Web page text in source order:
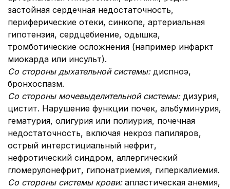
застойная сердечная недостаточность,
периферические отеки, синкопе, артериальная
гипотензия, сердцебиение, одышка,
тромботические осложнения (например инфаркт
миокарда или инсульт).
Со стороны дыхательной системы: диспноэ,
бронхоспазм.
Со стороны мочевыделительной системы: дизурия,
цистит. Нарушение функции почек, альбуминурия,
гематурия, олигурия или полиурия, почечная
недостаточность, включая некроз папиляров,
острый интерстициальный нефрит,
нефротический синдром, аллергический
гломерулонефрит, гипонатриемия, гиперкалиемия.
Со стороны системы крови: апластическая анемия,